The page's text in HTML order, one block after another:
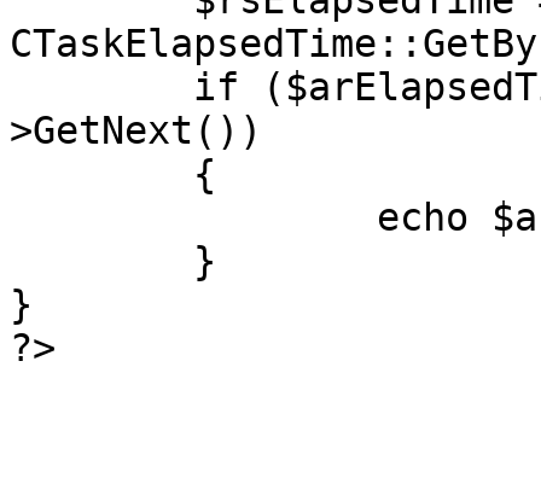
>GetNext())
}
?>